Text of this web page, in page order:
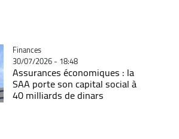
Catégorie
Finances
30/07/2026 - 18:48
Assurances économiques : la
SAA porte son capital social à
40 milliards de dinars